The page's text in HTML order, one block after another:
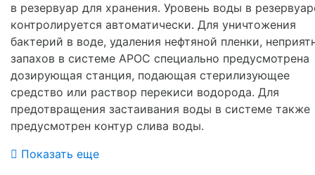
в резервуар для хранения. Уровень воды в
контролируется автоматически. Для уничтожения
бактерий в воде, удаления нефтяной пленки,
запахов в системе АРОС специально предусмотрена
дозирующая станция, подающая стерилизующее
средство или раствор перекиси водорода. Для
предотвращения застаивания воды в системе также
предусмотрен контур слива воды.
Показать еще